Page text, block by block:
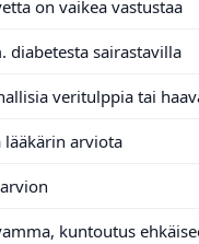
on vaikea vastustaa
diabetesta sairastavilla
veritulppia tai
arviota
kuntoutus